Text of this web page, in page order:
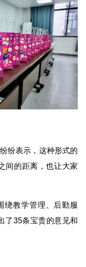
纷表示，这种形式的
间的距离，也让大家
绕教学管理、后勤服
了35条宝贵的意见和